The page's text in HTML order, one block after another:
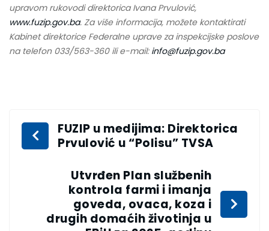
upravom rukovodi direktorica Ivana Prvulović,
www.fuzip.gov.ba. Za više informacija, možete kontaktirati
Kabinet direktorice Federalne uprave za inspekcijske poslove
na telefon 033/563-360 ili e-mail: info@fuzip.gov.ba
FUZIP u medijima: Direktorica
Prvulović u “Polisu” TVSA
Utvrđen Plan službenih
kontrola farmi i imanja
goveda, ovaca, koza i
drugih domaćih životinja u